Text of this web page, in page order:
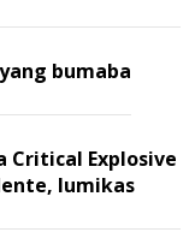
bumaba
Critical Explosive
lumikas